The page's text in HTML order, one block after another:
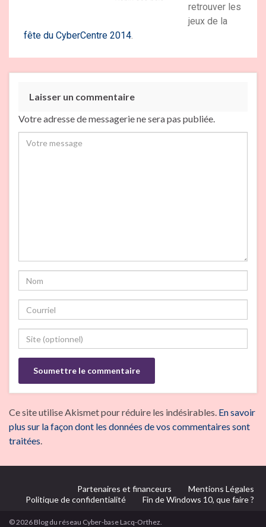
retrouver les
jeux de la
fête du CyberCentre 2014.
Laisser un commentaire
Votre adresse de messagerie ne sera pas publiée.
Ce site utilise Akismet pour réduire les indésirables. En savoir
plus sur la façon dont les données de vos commentaires sont
traitées.
Partenaires et financeurs
Mentions Légales
Politique de confidentialité
Fin de Windows 10, que faire ?
© 2026 Blog du réseau Cyber-base Lacq-Orthez.